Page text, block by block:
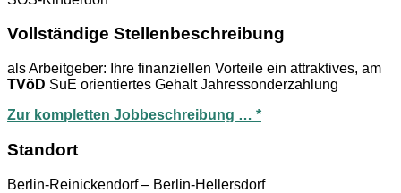
Vollständige Stellenbeschreibung
als Arbeitgeber: Ihre finanziellen Vorteile ein attraktives, am
TVöD SuE orientiertes Gehalt Jahressonderzahlung
Zur kompletten Jobbeschreibung … *
Standort
Berlin-Reinickendorf – Berlin-Hellersdorf